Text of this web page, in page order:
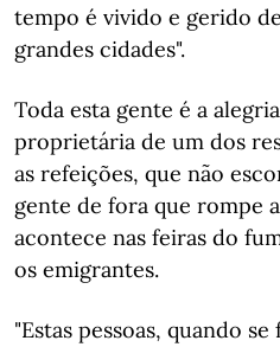
tempo é vivido e gerido
grandes cidades".
Toda esta gente é a
proprietária de um dos
as refeições, que não
gente de fora que rompe
acontece nas feiras do
os emigrantes.
"Estas pessoas, quando